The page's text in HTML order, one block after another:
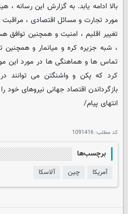
بالا ادامه یابد. به گزارش این رسانه
مورد تجارت و مسائل اقتصادی ،
تغییر اقلیم ، امنیت و همچنین توافق
، شبه جزیره کره و میانمار و همچنین
تماس ها و هماهنگی ها در مورد این
بازگرداندن اقتصاد جهانی نیروهای خود
انتهای پیام/
کد مطلب: 1091416
برچسب‌ها
آمریکا چین آلاسکا